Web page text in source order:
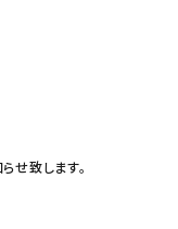
せ致します。